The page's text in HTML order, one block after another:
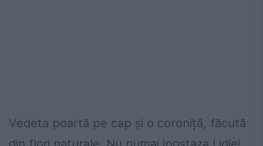
Vedeta poartă pe cap și o coroniță, făcută